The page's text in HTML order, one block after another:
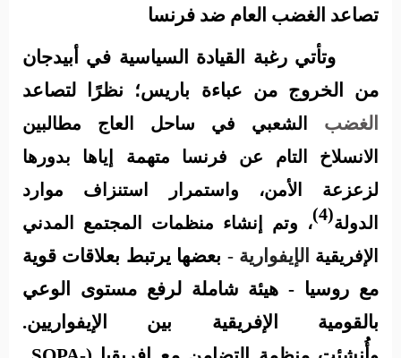
تصاعد الغضب العام ضد فرنسا
وتأتي رغبة القيادة السياسية في أبيدجان
من الخروج من عباءة باريس؛ نظرًا لتصاعد
الغضب الشعبي في ساحل العاج مطالبين
الانسلاخ التام عن فرنسا متهمة إياها بدورها
لزعزعة الأمن، واستمرار استنزاف موارد
الدولة(4)
، وتم إنشاء منظمات المجتمع المدني
الإفريقية الإيفوارية - بعضها يرتبط بعلاقات قوية
مع روسيا - هيئة شاملة لرفع مستوى الوعي
بالقومية الإفريقية بين الإيفواريين.